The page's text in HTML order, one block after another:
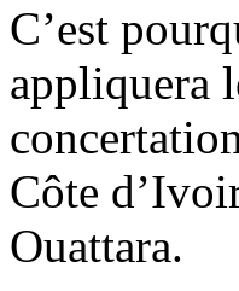
C’est
appliquera
Côte
Ouattara.